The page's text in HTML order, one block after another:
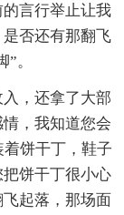
言行举止让我
否还有那翻飞
。
，还拿了大部
，我知道您会
饼干丁，鞋子
饼干丁很小心
起落，那场面